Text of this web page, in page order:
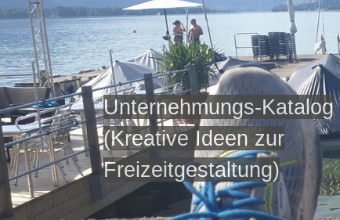
Unternehmungs-Katalog
(Kreative Ideen zur
Freizeitgestaltung)